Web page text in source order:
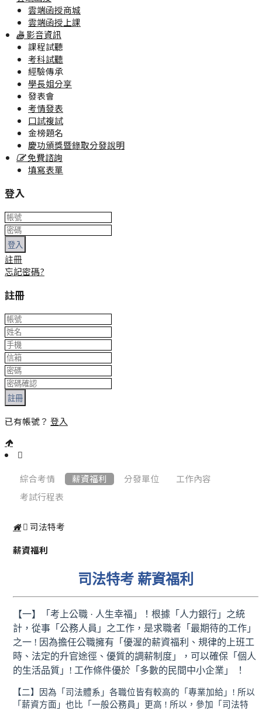
雲端函授商城
雲端函授上課
影音資訊
課程試聽
考科試聽
經驗傳承
學長姐分享
發表會
考情發表
口試複試
金榜題名
慶功頒獎暨錄取分發說明
免費諮詢
填寫表單
登入
登入
註冊
忘記密碼?
註冊
註冊
已有帳號？ 登入
綜合考情 薪資福利 分發單位 工作內容
考試行程表
司法特考
薪資福利
司法特考 薪資福利
【一】「考上公職 · 人生幸福」！根據「人力銀行」 之統
計，從事「公務人員」之工作，是求職者「最期待的工作」
之一 ! 因為擔任公職擁有「優渥的薪資福利、規律的上班工
時、法定的升官途徑、優質的調薪制度」，可以確保「個人
的生活品質」! 工作條件優於「多數的民間中小企業」 ！
【二】因為「司法體系」各職位皆有較高的「專業加給」! 所以
「薪資方面」也比「一般公務員」更高 ! 所以，參加「司法特